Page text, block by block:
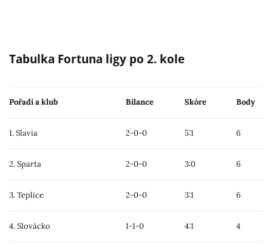
Tabulka Fortuna ligy po 2. kole
Pořadí a klub Bilance Skóre Body
1. Slavia 2-0-0 5:1 6
2. Sparta 2-0-0 3:0 6
3. Teplice 2-0-0 3:1 6
4. Slovácko 1-1-0 4:1 4